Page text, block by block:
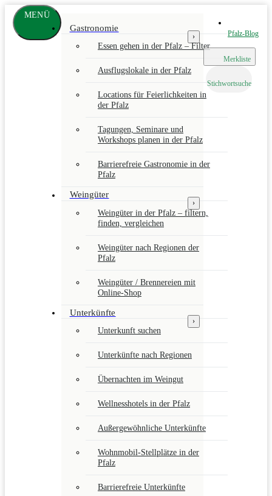
Zum
Hauptinhalt
www.pfalz-
info.com
MENÜ
Gastronomie
›
Essen gehen in der Pfalz – Filter
Ausflugslokale in der Pfalz
Locations für Feierlichkeiten in
der Pfalz
Tagungen, Seminare und
Workshops planen in der Pfalz
Barrierefreie Gastronomie in der
Pfalz
Weingüter
›
Weingüter in der Pfalz – filtern,
finden, vergleichen
Weingüter nach Regionen der
Pfalz
Weingüter / Brennereien mit
Online-Shop
Unterkünfte
›
Unterkunft suchen
Unterkünfte nach Regionen
Übernachten im Weingut
Wellnesshotels in der Pfalz
Außergewöhnliche Unterkünfte
Wohnmobil-Stellplätze in der
Pfalz
Barrierefreie Unterkünfte
Pfalz-Blog
Merkliste
Stichwortsuche